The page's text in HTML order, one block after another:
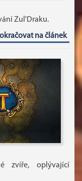
Zul'Draku.
na článek
zvíře, oplývající